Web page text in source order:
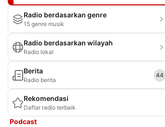
Radio berdasarkan genre
15 genre musik
Radio berdasarkan wilayah
Radio lokal
Berita
Radio berita
44
Rekomendasi
Daftar radio terbaik
Podcast